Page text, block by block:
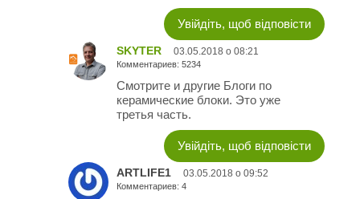
Увійдіть, щоб відповісти
SKYTER 03.05.2018 о 08:21
Комментариев: 5234
Смотрите и другие Блоги по
керамические блоки. Это уже
третья часть.
Увійдіть, щоб відповісти
ARTLIFE1 03.05.2018 о 09:52
Комментариев: 4